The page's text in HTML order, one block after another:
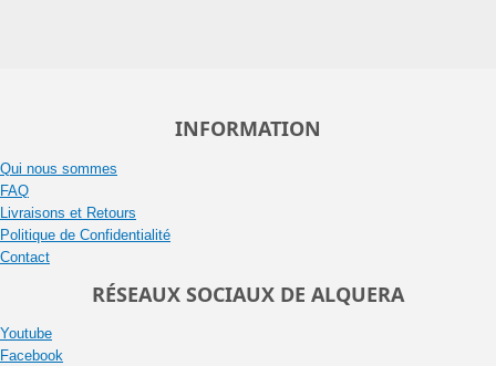
INFORMATION
Qui nous sommes
FAQ
Livraisons et Retours
Politique de Confidentialité
Contact
RÉSEAUX SOCIAUX DE ALQUERA
Youtube
Facebook